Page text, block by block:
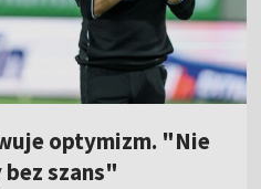
optymizm. "Nie
szans"